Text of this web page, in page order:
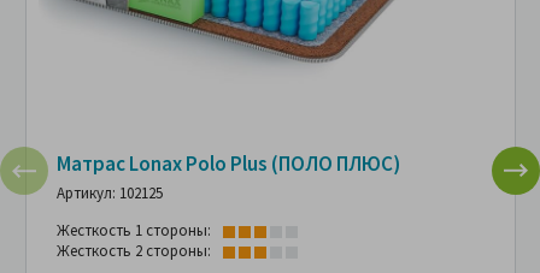
Матрас Lonax Polo Plus (ПОЛО ПЛЮС)
Артикул: 102125
Жесткость 1 стороны:
Жесткость 2 стороны: